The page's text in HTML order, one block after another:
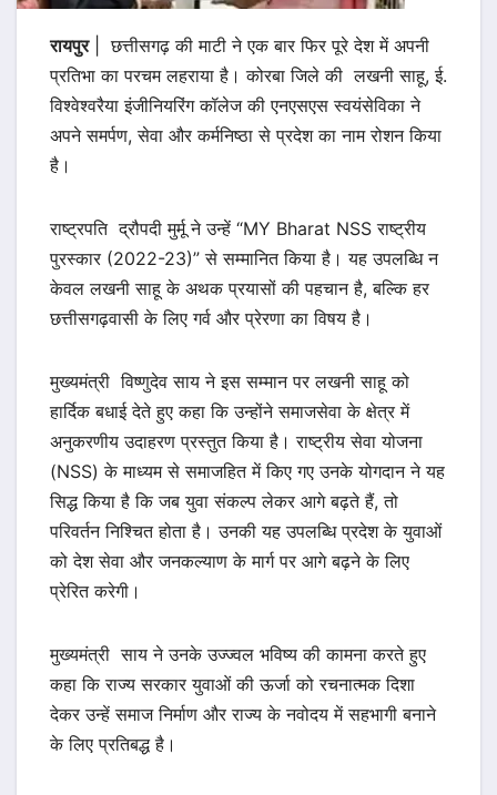
रायपुर| छत्तीसगढ़ की माटी ने एक बार फिर पूरे देश में अपनी
प्रतिभा का परचम लहराया है। कोरबा जिले की लखनी साहू, ई.
विश्वेश्वरैया इंजीनियरिंग कॉलेज की एनएसएस स्वयंसेविका ने
अपने समर्पण, सेवा और कर्मनिष्ठा से प्रदेश का नाम रोशन किया
है।
राष्ट्रपति द्रौपदी मुर्मू ने उन्हें “MY Bharat NSS राष्ट्रीय
पुरस्कार (2022-23)” से सम्मानित किया है। यह उपलब्धि न
केवल लखनी साहू के अथक प्रयासों की पहचान है, बल्कि हर
छत्तीसगढ़वासी के लिए गर्व और प्रेरणा का विषय है।
मुख्यमंत्री विष्णुदेव साय ने इस सम्मान पर लखनी साहू को
हार्दिक बधाई देते हुए कहा कि उन्होंने समाजसेवा के क्षेत्र में
अनुकरणीय उदाहरण प्रस्तुत किया है। राष्ट्रीय सेवा योजना
(NSS) के माध्यम से समाजहित में किए गए उनके योगदान ने यह
सिद्ध किया है कि जब युवा संकल्प लेकर आगे बढ़ते हैं, तो
परिवर्तन निश्चित होता है। उनकी यह उपलब्धि प्रदेश के युवाओं
को देश सेवा और जनकल्याण के मार्ग पर आगे बढ़ने के लिए
प्रेरित करेगी।
मुख्यमंत्री साय ने उनके उज्ज्वल भविष्य की कामना करते हुए
कहा कि राज्य सरकार युवाओं की ऊर्जा को रचनात्मक दिशा
देकर उन्हें समाज निर्माण और राज्य के नवोदय में सहभागी बनाने
के लिए प्रतिबद्ध है।